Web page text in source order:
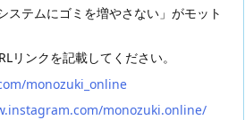
ステムにゴミを増やさない」がモット
リンクを記載してください。
monozuki_online
monozuki.online/